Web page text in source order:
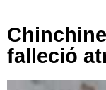
falleció